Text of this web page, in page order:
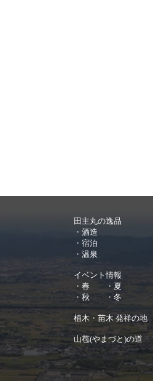
田主丸の逸品
・酒造
・宿泊
・温泉
イベント情報
・春
・夏
・秋
・冬
植木・苗木 発祥の地
山苞(やまづと)の道